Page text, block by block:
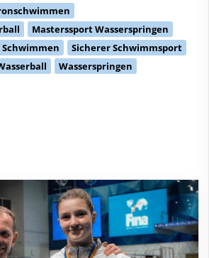
Masterssport Wasserspringen
Schwimmen
Sicherer Schwimmsport
Wasserspringen